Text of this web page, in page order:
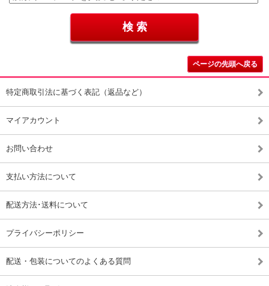
ページの先頭へ戻る
特定商取引法に基づく表記（返品など）
マイアカウント
お問い合わせ
支払い方法について
配送方法･送料について
プライバシーポリシー
配送・包装についてのよくある質問